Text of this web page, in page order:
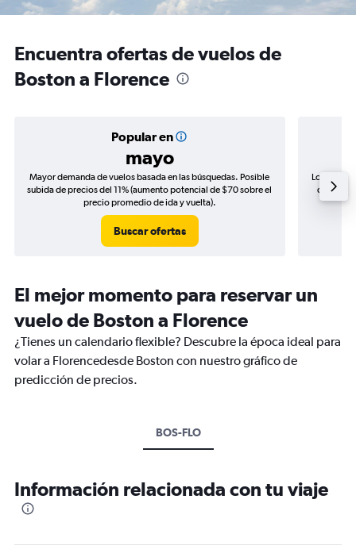
Encuentra ofertas de vuelos de
Boston a Florence
Popular en
mayo
Mayor demanda de vuelos basada en las búsquedas. Posible
subida de precios del 11% (aumento potencial de $70 sobre el
precio promedio de ida y vuelta).
Buscar ofertas
Los
de
El mejor momento para reservar un
vuelo de Boston a Florence
¿Tienes un calendario flexible? Descubre la época ideal para
volar a Florencedesde Boston con nuestro gráfico de
predicción de precios.
BOS-FLO
Información relacionada con tu viaje